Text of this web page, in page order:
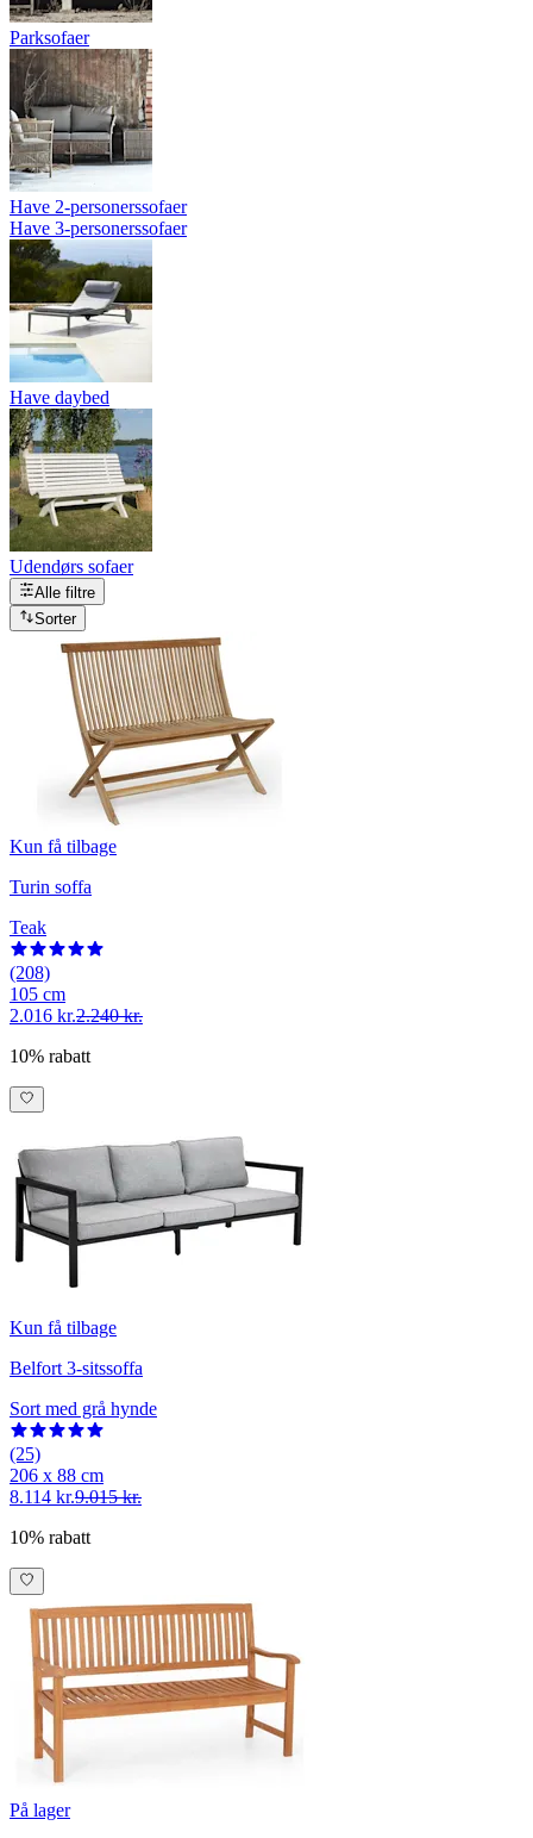
Parksofaer
Have 2-personerssofaer
Have 3-personerssofaer
Have daybed
Udendørs sofaer
Alle filtre
Sorter
Kun få tilbage
Turin soffa
Teak
(208)
105 cm
2.016 kr.2.240 kr.
10% rabatt
Kun få tilbage
Belfort 3-sitssoffa
Sort med grå hynde
(25)
206 x 88 cm
8.114 kr.9.015 kr.
10% rabatt
På lager